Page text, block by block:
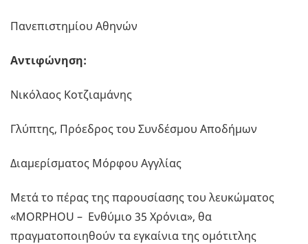
Πανεπιστημίου Αθηνών
Αντιφώνηση:
Νικόλαος Κοτζιαμάνης
Γλύπτης, Πρόεδρος του Συνδέσμου Αποδήμων
Διαμερίσματος Μόρφου Αγγλίας
Μετά το πέρας της παρουσίασης του λευκώματος
«ΜΟRPHOU – Ενθύμιο 35 Xρόνια», θα
πραγματοποιηθούν τα εγκαίνια της ομότιτλης